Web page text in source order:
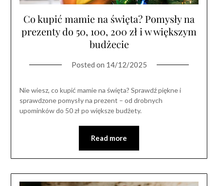
Co kupić mamie na święta? Pomysły na
prezenty do 50, 100, 200 zł i w większym
budżecie
Posted on 14/12/2025
Nie wiesz, co kupić mamie na święta? Sprawdź piękne i
sprawdzone pomysły na prezent – od drobnych
upominków do 50 zł po większe budżety.
Read more